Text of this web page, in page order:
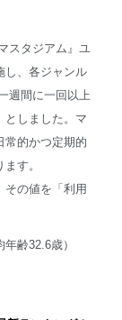
スタジアム』ユ
し、各ジャンル
週間に一回以上
としました。マ
常的かつ定期的
す。
その値を「利用
齢32.6歳）